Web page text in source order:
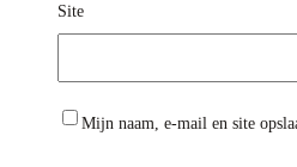
Site
Mijn naam, e-mail en site